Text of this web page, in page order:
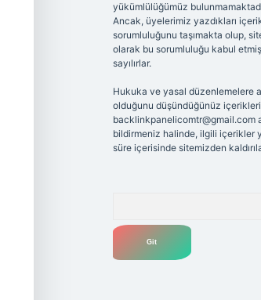
yükümlülüğümüz
Ancak, üyelerimiz yazdıkları
sorumluluğunu taşımakta olup,
olarak bu sorumluluğu kabul etmiş
sayılırlar.
Hukuka ve yasal düzenlemelere
olduğunu düşündüğünüz
backlinkpanelicomtr@gmail.com
bildirmeniz halinde, ilgili içerikler
süre içerisinde sitemizden